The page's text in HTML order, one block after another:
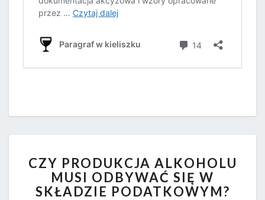
PRODUKCJA
ALKOHOLU
MUSI
CZY PRODUKCJA ALKOHOLU
MUSI ODBYWAĆ SIĘ W
SKŁADZIE PODATKOWYM?